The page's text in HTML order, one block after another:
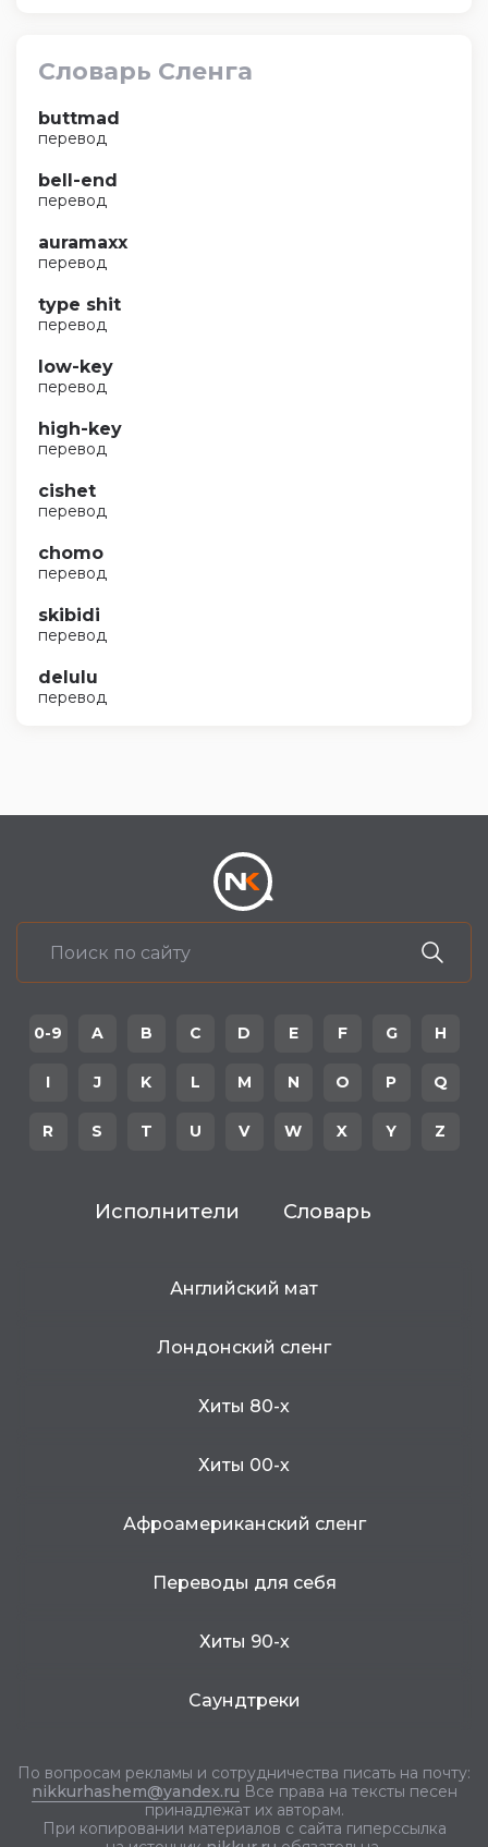
Словарь Сленга
buttmad
перевод
bell-end
перевод
auramaxx
перевод
type shit
перевод
low-key
перевод
high-key
перевод
cishet
перевод
chomo
перевод
skibidi
перевод
delulu
перевод
0-9 A B C D E F G H
I J K L M N O P Q
R S T U V W X Y Z
Исполнители Словарь
Английский мат
Лондонский сленг
Хиты 80-х
Хиты 00-х
Афроамериканский сленг
Переводы для себя
Хиты 90-х
Саундтреки
По вопросам рекламы и сотрудничества писать на почту:
nikkurhashem@yandex.ru Все права на тексты песен
принадлежат их авторам.
При копировании материалов с сайта гиперссылка